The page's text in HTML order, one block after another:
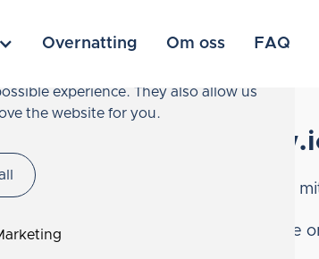
experience. They also allow us
the website for you.
Overnatting Om oss FAQ
of Aurora ja
Icecube of Aurora kerää ja
Tämä tietosuojaseloste